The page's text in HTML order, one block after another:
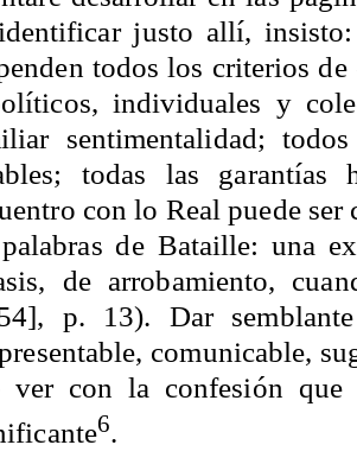
justo allí,
todos los criterios
individuales y
sentimentalidad;
todas las
con lo Real puede
de Bataille: una
de arrobamiento,
p. 13). Dar
ver con la confesión
6.